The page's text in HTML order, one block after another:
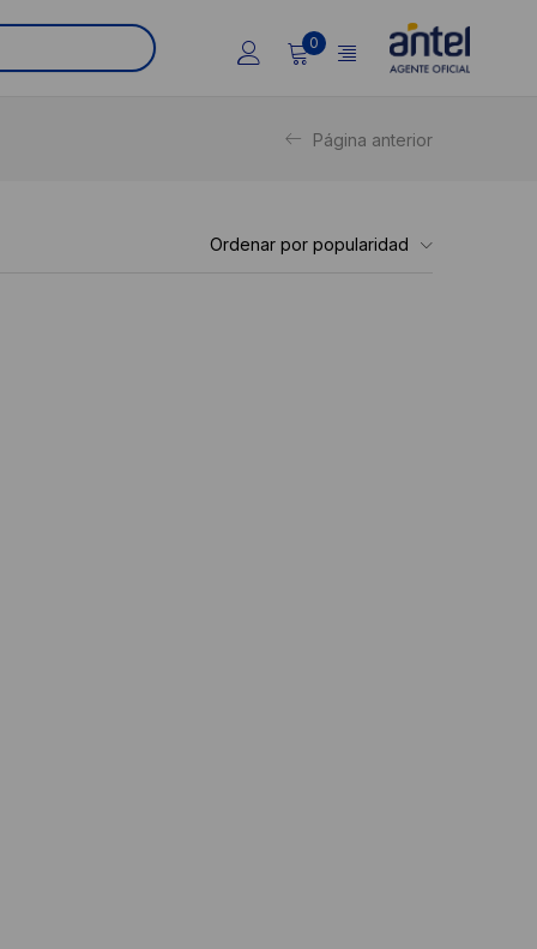
0
Página anterior
Ordenar por popularidad